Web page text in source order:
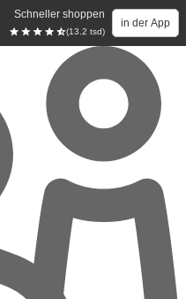
Schneller shoppen
(13.2 tsd)
in der App